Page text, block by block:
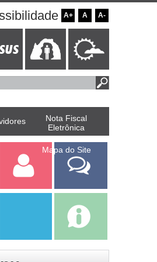
A+ A A-
Nota Fiscal
Eletrônica
Mapa do Site
Servidor
Fale Com a
Prefeitura